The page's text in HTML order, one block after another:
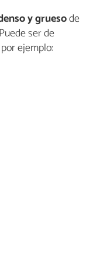
y gruesode
ser de
ejemplo: